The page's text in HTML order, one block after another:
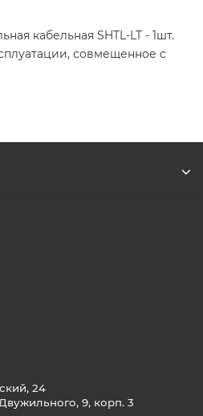
кабельная SHTL-LT - 1шт.
совмещенное с
24
9, корп. 3